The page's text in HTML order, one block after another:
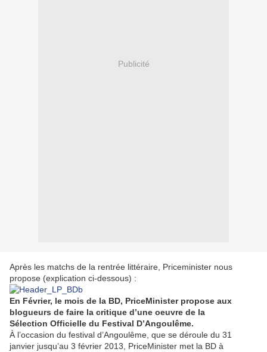
Publicité
Après les matchs de la rentrée littéraire, Priceminister nous
propose (explication ci-dessous) :
En Février, le mois de la BD, PriceMinister propose aux
blogueurs de faire la critique d’une oeuvre de la
Sélection Officielle du Festival D’Angoulême.
À l’occasion du festival d’Angoulême, que se déroule du 31
janvier jusqu’au 3 février 2013, PriceMinister met la BD à